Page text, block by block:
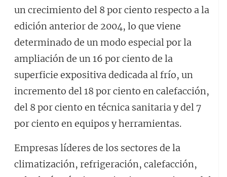
un crecimiento del 8 por ciento respecto a la
edición anterior de 2004, lo que viene
determinado de un modo especial por la
ampliación de un 16 por ciento de la
superficie expositiva dedicada al frío, un
incremento del 18 por ciento en calefacción,
del 8 por ciento en técnica sanitaria y del 7
por ciento en equipos y herramientas.
Empresas líderes de los sectores de la
climatización, refrigeración, calefacción,